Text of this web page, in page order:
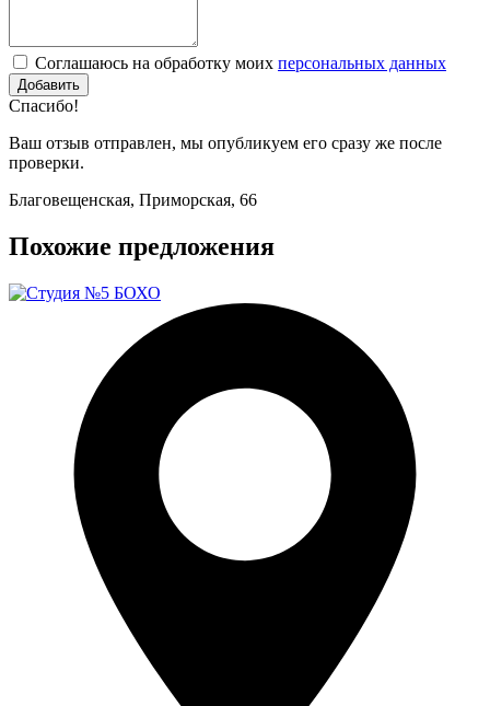
Соглашаюсь на обработку моих персональных данных
Спасибо!
Ваш отзыв отправлен, мы опубликуем его сразу же после
проверки.
Благовещенская, Приморская, 66
Похожие предложения